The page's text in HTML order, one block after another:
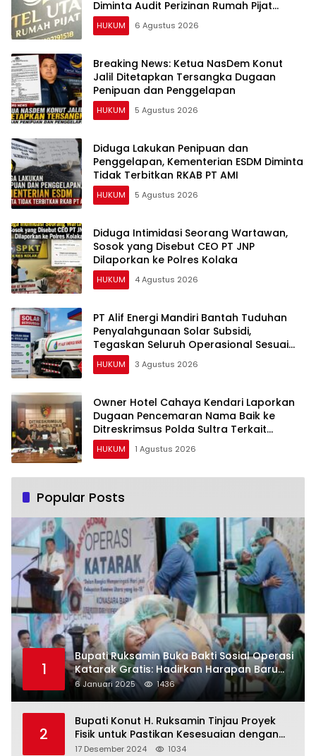
Diminta Audit Perizinan Rumah Pijat
Utami
HUKUM 6 Agustus 2026
Breaking News: Ketua NasDem Konut
Jalil Ditetapkan Tersangka Dugaan
Penipuan dan Penggelapan
HUKUM 5 Agustus 2026
Diduga Lakukan Penipuan dan
Penggelapan, Kementerian ESDM Diminta
Tidak Terbitkan RKAB PT AMI
HUKUM 5 Agustus 2026
Diduga Intimidasi Seorang Wartawan,
Sosok yang Disebut CEO PT JNP
Dilaporkan ke Polres Kolaka
HUKUM 4 Agustus 2026
PT Alif Energi Mandiri Bantah Tuduhan
Penyalahgunaan Solar Subsidi,
Tegaskan Seluruh Operasional Sesuai
Regulasi
HUKUM 3 Agustus 2026
Owner Hotel Cahaya Kendari Laporkan
Dugaan Pencemaran Nama Baik ke
Ditreskrimsus Polda Sultra Terkait
Tuduhan Penganiayaan
HUKUM 1 Agustus 2026
Popular Posts
1
Bupati Ruksamin Buka Bakti Sosial Operasi
Katarak Gratis: Hadirkan Harapan Baru
bagi Masyarakat Konut
6 Januari 2025 1436
2
Bupati Konut H. Ruksamin Tinjau Proyek
Fisik untuk Pastikan Kesesuaian dengan
Perencanaan
17 Desember 2024 1034